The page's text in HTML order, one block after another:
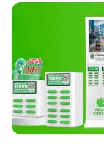
享充電寶，自面市
張，短時間內已
進軍東南亞多個
AiCharge以快充
智能設備補充電量
慮；同時佈局海量
通樞紐、景點等
不在」的便捷體驗。 未來，鯨喜香港將持續
品性能與服務網